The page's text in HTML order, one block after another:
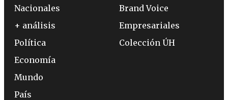
Nacionales
+ análisis
Política
Economía
Mundo
País
Brand Voice
Empresariales
Colección ÚH